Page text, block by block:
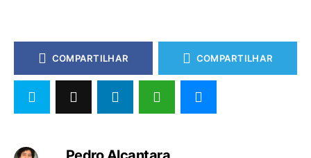
COMPARTILHAR COMPARTILHAR